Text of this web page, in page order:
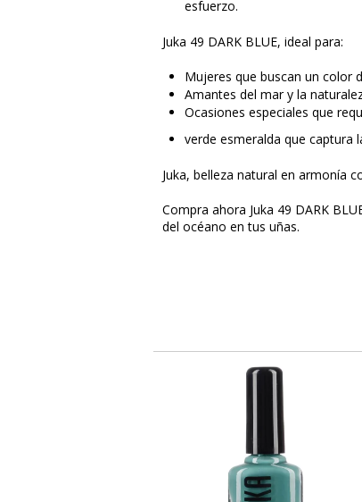
esfuerzo.
Juka 49 DARK BLUE, ideal para:
Mujeres que buscan un color
Amantes del mar y la
Ocasiones especiales que
verde esmeralda que captura
Juka, belleza natural en armonía
Compra ahora Juka 49 DARK
del océano en tus uñas.